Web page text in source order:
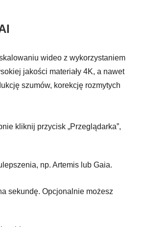
wideo z wykorzystaniem
jakości materiały 4K, a nawet
szumów, korekcję rozmytych
kliknij przycisk „Przeglądarka”,
np. Artemis lub Gaia.
sekundę. Opcjonalnie możesz